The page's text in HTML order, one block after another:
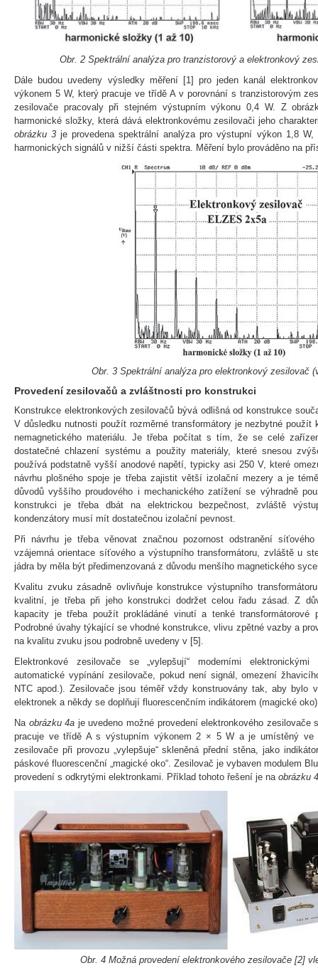
Obr. 2 Spektrální analýza pro tranzistorový a elektronkový
Dále budou uvedeny výsledky měření [1] pro jeden kanál
výkonem 5 W, který pracuje ve třídě A v porovnání s tranzistorovým
zesilovače pracovaly při stejném výstupním výkonu 0,4 W. Z
harmonické složky, která dává elektronkovému zesilovači jeho
obrázku 3je provedena spektrální analýza pro výstupní výkon 1,8
harmonických signálů v nižší části spektra. Měření bylo prováděno na
Obr. 3 Spektrální analýza pro elektronkový zesilovač
Provedení zesilovačů a zvláštnosti pro konstrukci
Konstrukce elektronkových zesilovačů bývá odlišná od konstrukce
V důsledku nutnosti použít rozměrné transformátory je nezbytné
nemagnetického materiálu. Je třeba počítat s tím, že se celé
dostatečné chlazení systému a použity materiály, které snesou
používá podstatně vyšší anodové napětí, typicky asi 250 V, které
návrhu plošného spoje je třeba zajistit větší izolační mezery a je
důvodů vyššího proudového i mechanického zatížení se výhradně
konstrukci je třeba dbát na elektrickou bezpečnost, zvláště
kondenzátory musí mít dostatečnou izolační pevnost.
Při návrhu je třeba věnovat značnou pozornost odstranění
vzájemná orientace síťového a výstupního transformátoru, zvláště u
jádra by měla být předimenzovaná z důvodu menšího magnetického
Kvalitu zvuku zásadně ovlivňuje konstrukce výstupního
kvalitní, je třeba při jeho konstrukci dodržet celou řadu zásad. Z
kapacity je třeba použít prokládáné vinutí a tenké transformátorové
Podrobné úvahy týkající se vhodné konstrukce, vlivu zpětné vazby a
na kvalitu zvuku jsou podrobně uvedeny v [5].
Elektronkové zesilovače se „vylepšují“ moderními
automatické vypínání zesilovače, pokud není signál, omezení
NTC apod.). Zesilovače jsou téměř vždy konstruovány tak, aby bylo
elektronek a někdy se doplňují fluorescenčním indikátorem (magické
Na obrázku 4a je uvedeno možné provedení elektronkového zesilovače
pracuje ve třídě A s výstupním výkonem 2 × 5 W a je umístěný ve
zesilovače při provozu „vylepšuje“ skleněná přední stěna, jako
páskové fluorescenční „magické oko“. Zesilovač je vybaven modulem
provedení s odkrytými elektronkami. Příklad tohoto řešení je na obrázku
Obr. 4 Možná provedení elektronkového zesilovače [2]